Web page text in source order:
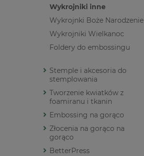
Wykrojniki inne
Wykrojnki Boże Narodzenie
Wykrojniki Wielkanoc
Foldery do embossingu
Stemple i akcesoria do
stemplowania
Tworzenie kwiatków z
foamiranu i tkanin
Embossing na gorąco
Złocenia na gorąco na
gorąco
BetterPress